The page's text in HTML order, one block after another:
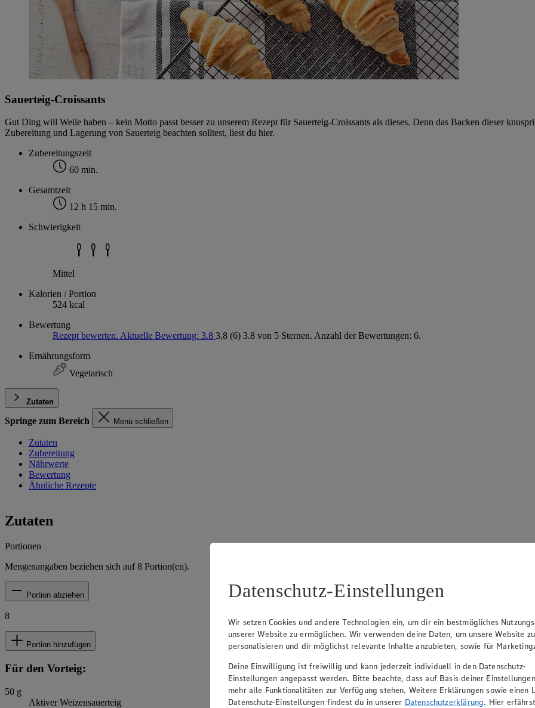
Sauerteig-Croissants
Gut Ding will Weile haben – kein Motto passt besser zu unserem Rezept für Sauerteig-Croissants als dieses. Denn das Backen dieser
Zubereitung und Lagerung von Sauerteig beachten solltest, liest du hier.
Zubereitungszeit
60 min.
Gesamtzeit
12 h 15 min.
Schwierigkeit
Mittel
Kalorien / Portion
524 kcal
Bewertung
Rezept bewerten. Aktuelle Bewertung: 3.8 3,8 (6) 3.8 von 5 Sternen. Anzahl der Bewertungen: 6.
Ernährungsform
Vegetarisch
Zutaten
Springe zum Bereich Menü schließen
Zutaten
Zubereitung
Nährwerte
Bewertung
Ähnliche Rezepte
Zutaten
Portionen
Mengenangaben beziehen sich auf8 Portion(en).
Portion abziehen
8
Portion hinzufügen
Für den Vorteig:
50 g
Aktiver Weizensauerteig
Datenschutz-Einstellungen
Wir setzen Cookies und andere Technologien ein, um dir ein bestmögliches
unserer Website zu ermöglichen. Wir verwenden deine Daten, um unsere Website zu
personalisieren und dir möglichst relevante Inhalte anzubieten, sowie für
Deine Einwilligung ist freiwillig und kann jederzeit individuell in den Datenschutz-
Einstellungen angepasst werden. Bitte beachte, dass auf Basis deiner
mehr alle Funktionalitäten zur Verfügung stehen. Weitere Erklärungen sowie einen
Datenschutz-Einstellungen findest du in unserer Datenschutzerklärung. Hier